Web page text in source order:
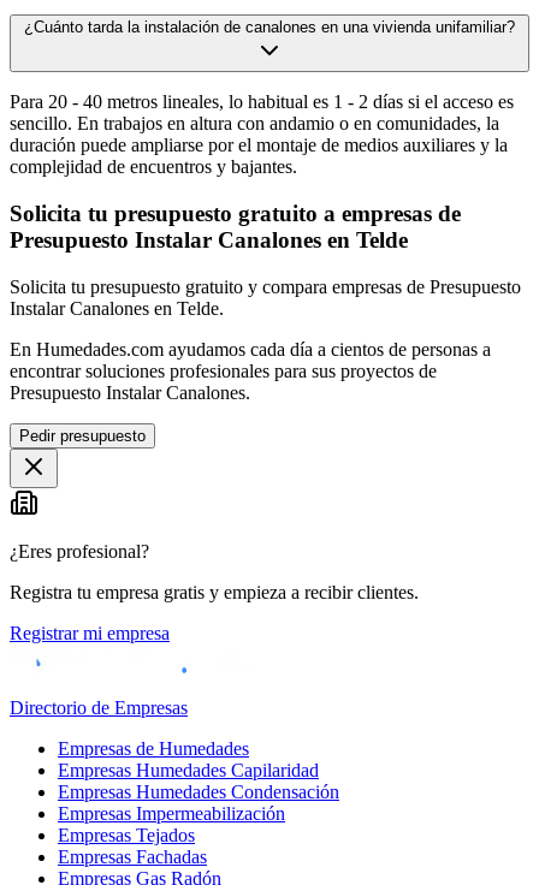
¿Cuánto tarda la instalación de canalones en una vivienda unifamiliar?
Para 20 - 40 metros lineales, lo habitual es 1 - 2 días si el acceso es
sencillo. En trabajos en altura con andamio o en comunidades, la
duración puede ampliarse por el montaje de medios auxiliares y la
complejidad de encuentros y bajantes.
Solicita tu presupuesto gratuito a empresas de
Presupuesto Instalar Canalones en Telde
Solicita tu presupuesto gratuito y compara empresas de Presupuesto
Instalar Canalones en Telde.
En Humedades.com ayudamos cada día a cientos de personas a
encontrar soluciones profesionales para sus proyectos de
Presupuesto Instalar Canalones.
Pedir presupuesto
¿Eres profesional?
Registra tu empresa gratis y empieza a recibir clientes.
Registrar mi empresa
Directorio de Empresas
Empresas de Humedades
Empresas Humedades Capilaridad
Empresas Humedades Condensación
Empresas Impermeabilización
Empresas Tejados
Empresas Fachadas
Empresas Gas Radón